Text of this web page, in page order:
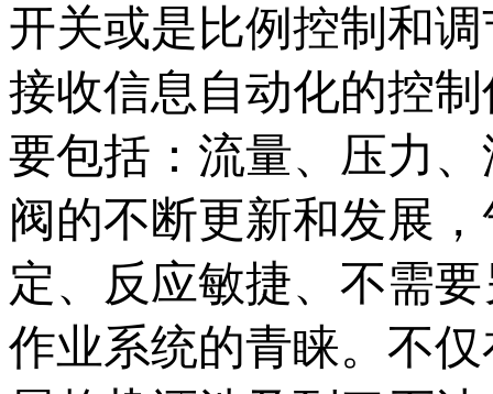
开关或是比例控制和
接收信息自动化的控
要包括：流量、压力
阀的不断更新和发展
定、反应敏捷、不需
作业系统的青睐。不